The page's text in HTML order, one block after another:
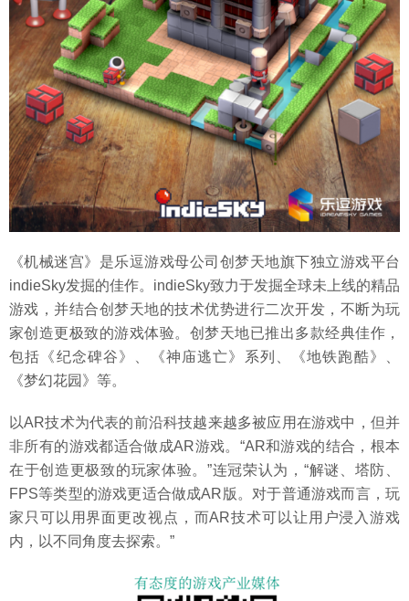
《机械迷宫》是乐逗游戏母公司创梦天地旗下独立游戏平台
indieSky发掘的佳作。indieSky致力于发掘全球未上线的精品
游戏，并结合创梦天地的技术优势进行二次开发，不断为玩
家创造更极致的游戏体验。创梦天地已推出多款经典佳作，
包括《纪念碑谷》、《神庙逃亡》系列、《地铁跑酷》、
《梦幻花园》等。
以AR技术为代表的前沿科技越来越多被应用在游戏中，但并
非所有的游戏都适合做成AR游戏。“AR和游戏的结合，根本
在于创造更极致的玩家体验。”连冠荣认为，“解谜、塔防、
FPS等类型的游戏更适合做成AR版。对于普通游戏而言，玩
家只可以用界面更改视点，而AR技术可以让用户浸入游戏
内，以不同角度去探索。”